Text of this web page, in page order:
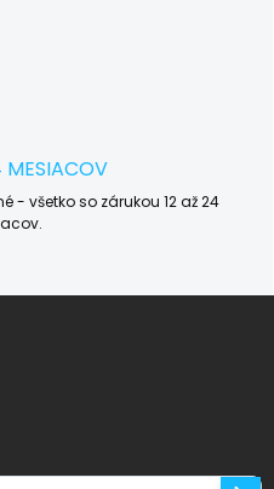
MESIACOV
- všetko so zárukou 12 až 24